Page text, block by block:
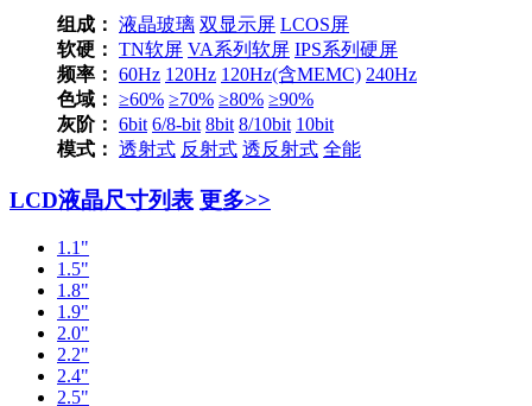
组成： 液晶玻璃 双显示屏 LCOS屏
软硬： TN软屏 VA系列软屏 IPS系列硬屏
频率： 60Hz 120Hz 120Hz(含MEMC) 240Hz
色域： ≥60% ≥70% ≥80% ≥90%
灰阶： 6bit 6/8-bit 8bit 8/10bit 10bit
模式： 透射式 反射式 透反射式 全能
LCD液晶尺寸列表 更多>>
1.1"
1.5"
1.8"
1.9"
2.0"
2.2"
2.4"
2.5"